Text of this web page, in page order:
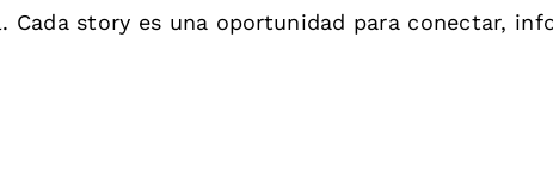
Cada story es una oportunidad para conectar,